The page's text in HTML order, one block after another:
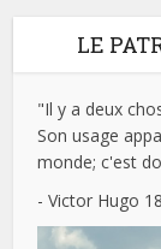
LE
"Il y a deux
Son usage
monde; c'est
- Victor Hugo